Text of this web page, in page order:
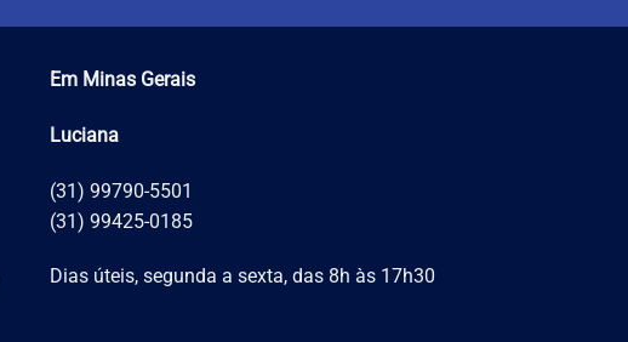
Em Minas Gerais
Luciana
(31) 99790-5501
(31) 99425-0185
Dias úteis, segunda a sexta, das 8h às 17h30